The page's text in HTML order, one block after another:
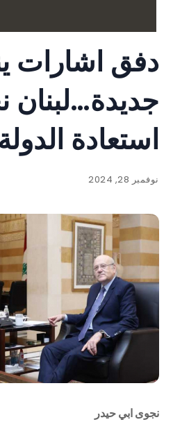
دفق اشارات
جديدة…لبنان
استعادة
نوفمبر 28, 2024
نجوى ابي حيدر